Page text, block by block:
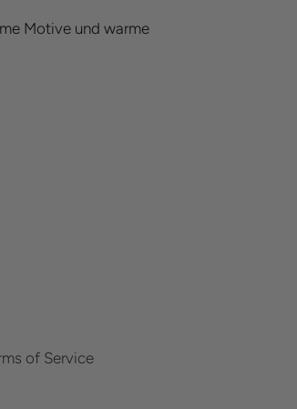
Motive und warme
of Service